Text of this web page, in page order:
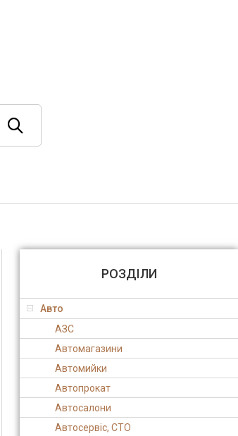
РОЗДІЛИ
Авто
АЗС
Автомагазини
Автомийки
Автопрокат
Автосалони
Автосервіс, СТО